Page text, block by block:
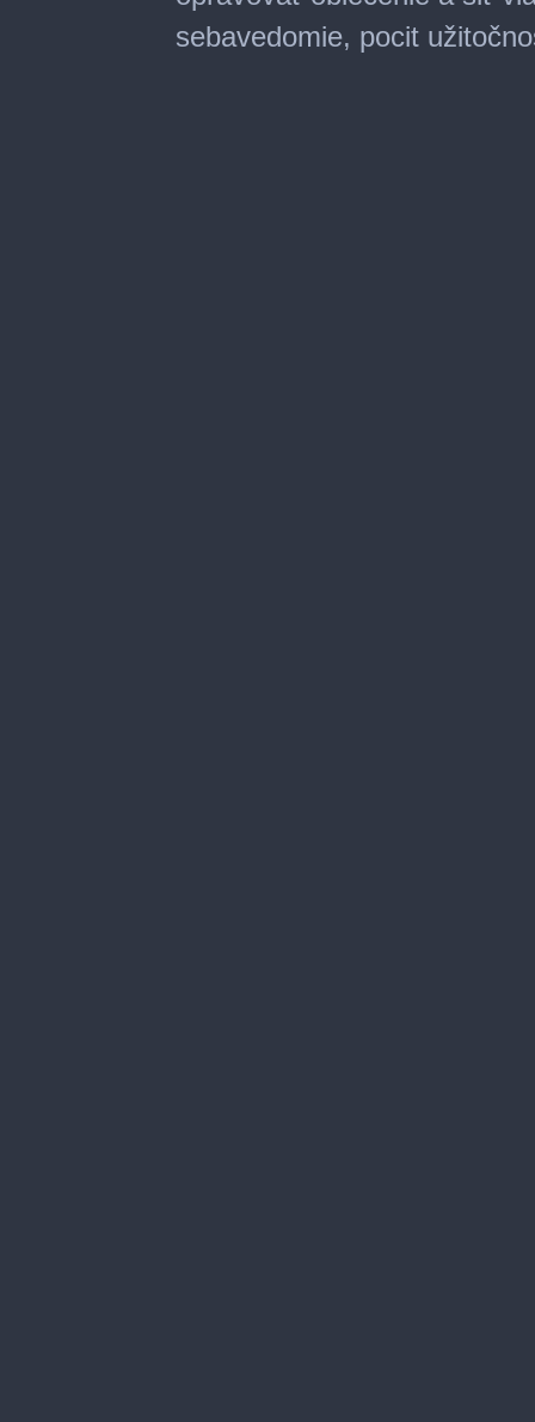
28
seconds
sebavedomie, pocit